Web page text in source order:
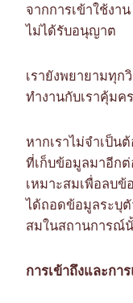
จากการเข้าใช้งา
ไม่ได้รับอนุญาต
เรายังพยายามทุ
ทำงานกับเราคุ้ม
หากเราไม่จำเป็น
ที่เก็บข้อมูลมาอีกต่
เหมาะสมเพื่อลบ
ได้ถอดข้อมูลระบุ
สมในสถานการณ์
การเข้าถึงและก